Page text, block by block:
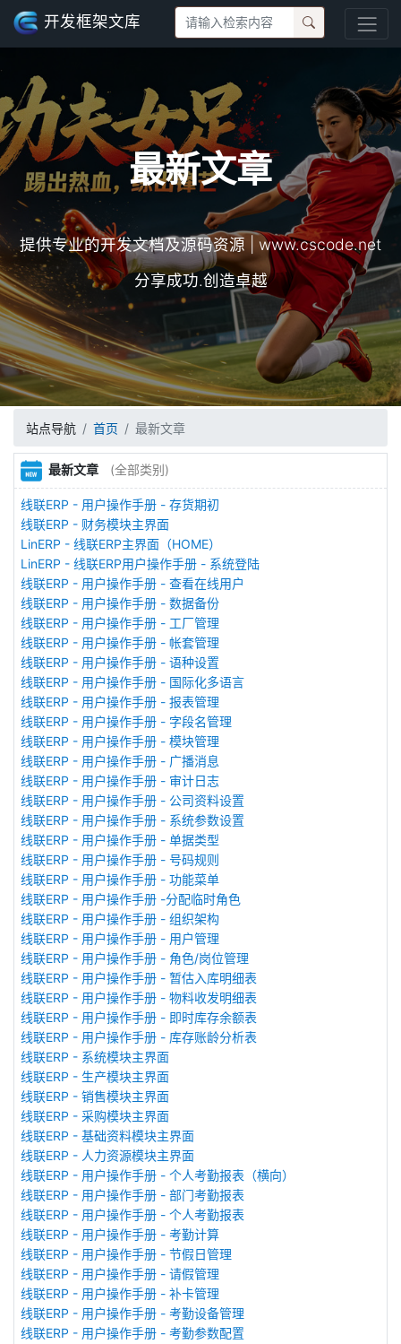
开发框架文库
最新文章
提供专业的开发文档及源码资源 | www.cscode.net
分享成功.创造卓越
站点导航 首页 最新文章
最新文章 (全部类别)
线联ERP - 用户操作手册 - 存货期初
线联ERP - 财务模块主界面
LinERP - 线联ERP主界面（HOME）
LinERP - 线联ERP用户操作手册 - 系统登陆
线联ERP - 用户操作手册 - 查看在线用户
线联ERP - 用户操作手册 - 数据备份
线联ERP - 用户操作手册 - 工厂管理
线联ERP - 用户操作手册 - 帐套管理
线联ERP - 用户操作手册 - 语种设置
线联ERP - 用户操作手册 - 国际化多语言
线联ERP - 用户操作手册 - 报表管理
线联ERP - 用户操作手册 - 字段名管理
线联ERP - 用户操作手册 - 模块管理
线联ERP - 用户操作手册 - 广播消息
线联ERP - 用户操作手册 - 审计日志
线联ERP - 用户操作手册 - 公司资料设置
线联ERP - 用户操作手册 - 系统参数设置
线联ERP - 用户操作手册 - 单据类型
线联ERP - 用户操作手册 - 号码规则
线联ERP - 用户操作手册 - 功能菜单
线联ERP - 用户操作手册 -分配临时角色
线联ERP - 用户操作手册 - 组织架构
线联ERP - 用户操作手册 - 用户管理
线联ERP - 用户操作手册 - 角色/岗位管理
线联ERP - 用户操作手册 - 暂估入库明细表
线联ERP - 用户操作手册 - 物料收发明细表
线联ERP - 用户操作手册 - 即时库存余额表
线联ERP - 用户操作手册 - 库存账龄分析表
线联ERP - 系统模块主界面
线联ERP - 生产模块主界面
线联ERP - 销售模块主界面
线联ERP - 采购模块主界面
线联ERP - 基础资料模块主界面
线联ERP - 人力资源模块主界面
线联ERP - 用户操作手册 - 个人考勤报表（横向）
线联ERP - 用户操作手册 - 部门考勤报表
线联ERP - 用户操作手册 - 个人考勤报表
线联ERP - 用户操作手册 - 考勤计算
线联ERP - 用户操作手册 - 节假日管理
线联ERP - 用户操作手册 - 请假管理
线联ERP - 用户操作手册 - 补卡管理
线联ERP - 用户操作手册 - 考勤设备管理
线联ERP - 用户操作手册 - 考勤参数配置